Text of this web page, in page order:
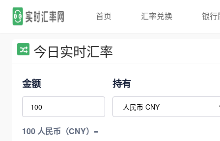
首页 汇率兑换 银行
今日实时汇率
金额 持有
100 人民币（CNY）=